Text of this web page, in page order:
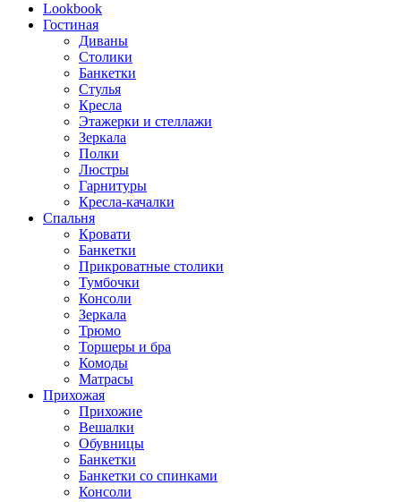
Lookbook
Гостиная
Диваны
Столики
Банкетки
Стулья
Кресла
Этажерки и стеллажи
Зеркала
Полки
Люстры
Гарнитуры
Кресла-качалки
Спальня
Кровати
Банкетки
Прикроватные столики
Тумбочки
Консоли
Зеркала
Трюмо
Торшеры и бра
Комоды
Матрасы
Прихожая
Прихожие
Вешалки
Обувницы
Банкетки
Банкетки со спинками
Консоли